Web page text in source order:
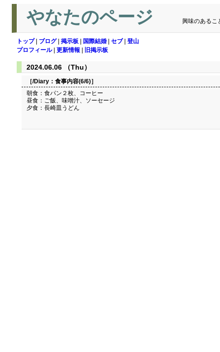
やなたのページ 興味のあるこ
トップ| ブログ| 掲示板 国際結婚 セブ| 登山
プロフィール| 更新情報 旧掲示板
2024.06.06 （Thu）
［/Diary： 食事内容(6/6)］
朝食：食パン２枚、コーヒー
昼食：ご飯、味噌汁、ソーセージ
夕食：長崎皿うどん